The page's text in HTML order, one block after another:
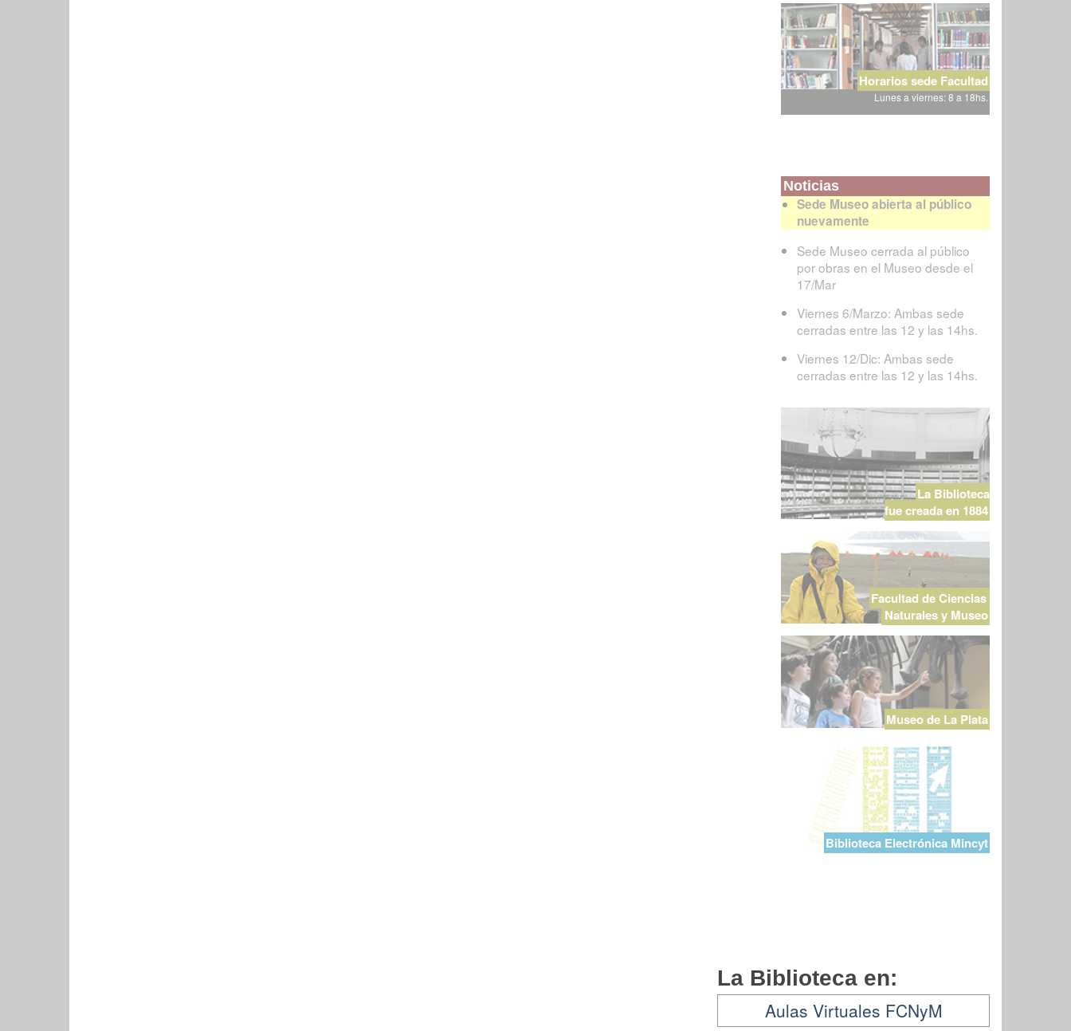
Horarios sede Facultad
Lunes a viernes: 8 a 18hs.
Noticias
Sede Museo abierta al público
nuevamente
Sede Museo cerrada al público
por obras en el Museo desde el
17/Mar
Viernes 6/Marzo: Ambas sede
cerradas entre las 12 y las 14hs.
Viernes 12/Dic: Ambas sede
cerradas entre las 12 y las 14hs.
La Biblioteca
fue creada en 1884
Facultad de Ciencias
Naturales y Museo
Museo de La Plata
Biblioteca Electrónica Mincyt
La Biblioteca en:
Aulas Virtuales FCNyM